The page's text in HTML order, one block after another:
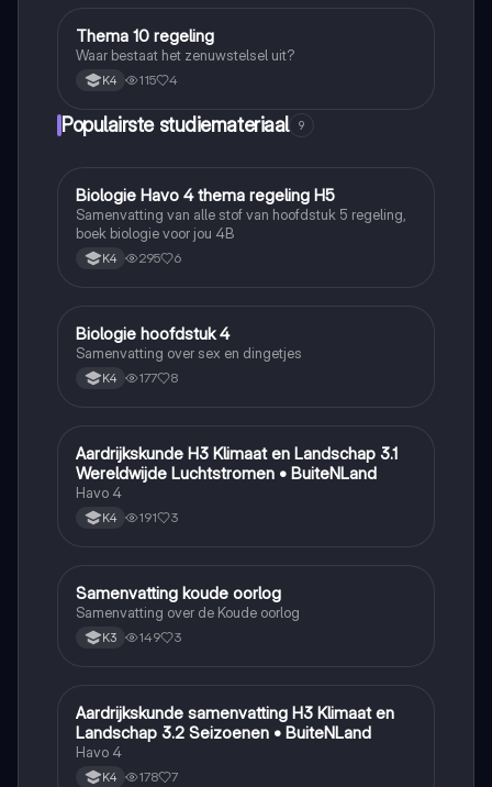
Biologie
Thema 10 regeling
Waar bestaat het zenuwstelsel uit?
K4 115 4
Populairste studiemateriaal 9
Biologie
Biologie Havo 4 thema regeling H5
Samenvatting van alle stof van hoofdstuk 5 regeling,
boek biologie voor jou 4B
K4 295 6
Biologie
Biologie hoofdstuk 4
Samenvatting over sex en dingetjes
K4 177 8
Aardrijkskunde
Aardrijkskunde H3 Klimaat en Landschap 3.1
Wereldwijde Luchtstromen • BuiteNLand
Havo 4
K4 191 3
Geschiedenis
Samenvatting koude oorlog
Samenvatting over de Koude oorlog
K3 149 3
Aardrijkskunde
Aardrijkskunde samenvatting H3 Klimaat en
Landschap 3.2 Seizoenen • BuiteNLand
Havo 4
K4 178 7